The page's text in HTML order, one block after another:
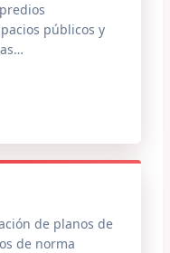
públicos y
de planos de
de norma